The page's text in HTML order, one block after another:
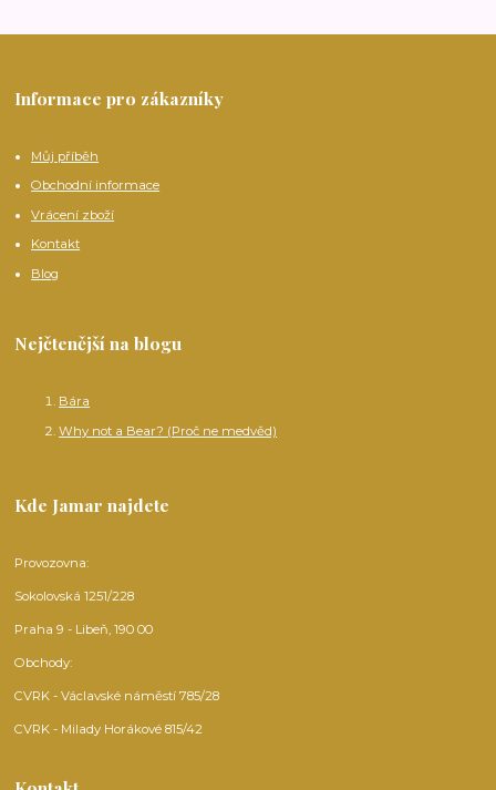
Informace pro zákazníky
Můj příběh
Obchodní informace
Vrácení zboží
Kontakt
Blog
Nejčtenější na blogu
Bára
Why not a Bear? (Proč ne medvěd)
Kde Jamar najdete
Provozovna:
Sokolovská 1251/228
Praha 9 - Libeň, 190 00
Obchody:
CVRK - Václavské náměstí 785/28
CVRK - Milady Horákové 815/42